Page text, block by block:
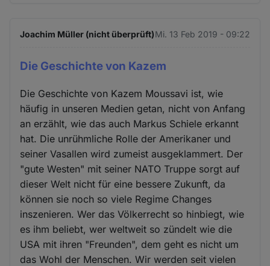
Joachim Müller (nicht überprüft)Mi. 13 Feb 2019 - 09:22
Die Geschichte von Kazem
Die Geschichte von Kazem Moussavi ist, wie
häufig in unseren Medien getan, nicht von Anfang
an erzählt, wie das auch Markus Schiele erkannt
hat. Die unrühmliche Rolle der Amerikaner und
seiner Vasallen wird zumeist ausgeklammert. Der
"gute Westen" mit seiner NATO Truppe sorgt auf
dieser Welt nicht für eine bessere Zukunft, da
können sie noch so viele Regime Changes
inszenieren. Wer das Völkerrecht so hinbiegt, wie
es ihm beliebt, wer weltweit so zündelt wie die
USA mit ihren "Freunden", dem geht es nicht um
das Wohl der Menschen. Wir werden seit vielen